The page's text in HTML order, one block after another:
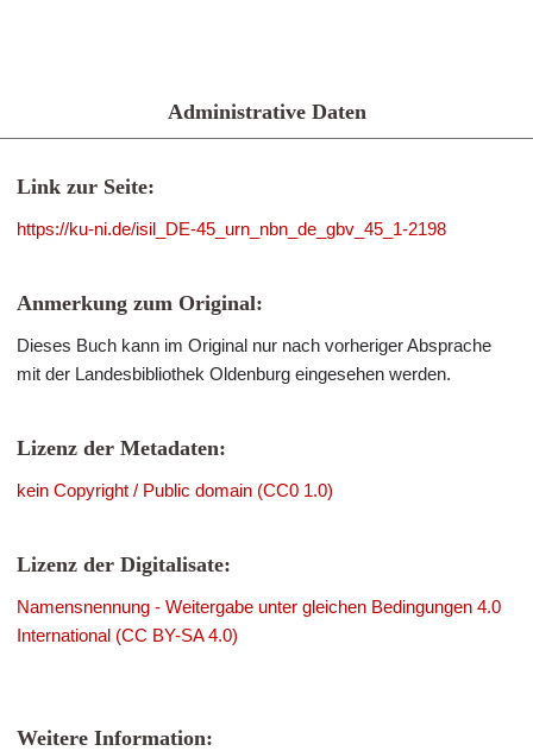
Administrative Daten
Link zur Seite:
https://ku-ni.de/isil_DE-45_urn_nbn_de_gbv_45_1-2198
Anmerkung zum Original:
Dieses Buch kann im Original nur nach vorheriger Absprache
mit der Landesbibliothek Oldenburg eingesehen werden.
Lizenz der Metadaten:
kein Copyright / Public domain (CC0 1.0)
Lizenz der Digitalisate:
Namensnennung - Weitergabe unter gleichen Bedingungen 4.0
International (CC BY-SA 4.0)
Weitere Information: